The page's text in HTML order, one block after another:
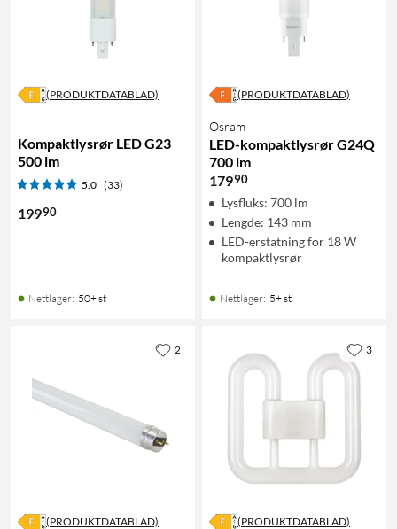
(PRODUKTDATABLAD)
Kompaktlysrør LED G23
500 lm
5.0 (33)
19990
Nettlager: 50+ st
(PRODUKTDATABLAD)
Osram
LED-kompaktlysrør G24Q
700 lm
17990
Lysfluks: 700 lm
Lengde: 143 mm
LED-erstatning for 18 W
kompaktlysrør
Nettlager: 5+ st
(PRODUKTDATABLAD)
2
(PRODUKTDATABLAD)
3